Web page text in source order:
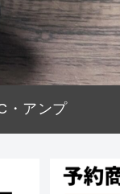
・アンプ